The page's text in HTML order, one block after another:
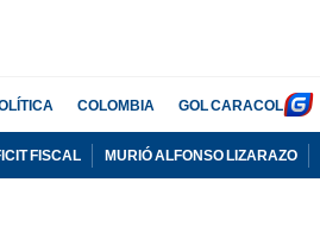
COLOMBIA GOL CARACOL
FISCAL MURIÓ ALFONSO LIZARAZO